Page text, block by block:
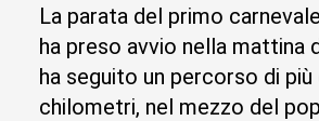
La parata del primo
ha preso avvio nella mattina
ha seguito un percorso di più
chilometri, nel mezzo del